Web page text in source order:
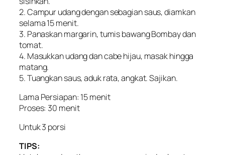
2. Campur udang dengan sebagian saus, diamkan
selama 15 menit.
3. Panaskan margarin, tumis bawang Bombay dan
tomat.
4. Masukkan udang dan cabe hijau, masak hingga
matang.
5. Tuangkan saus, aduk rata, angkat. Sajikan.
Lama Persiapan: 15 menit
Proses: 30 menit
Untuk 3 porsi
TIPS: